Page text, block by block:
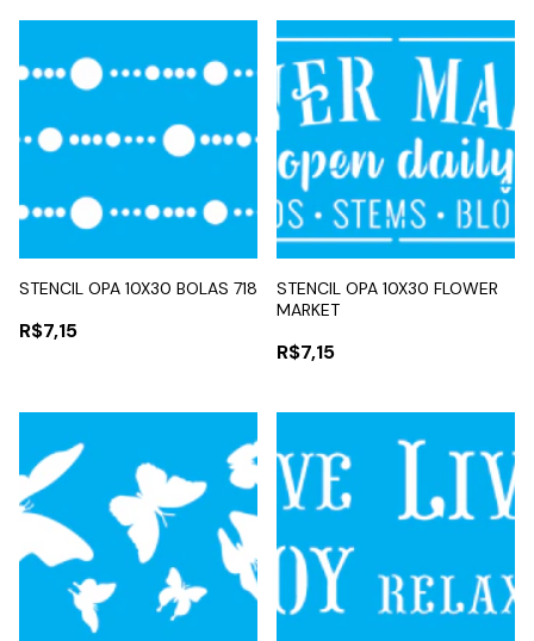
STENCIL OPA 10X30 BOLAS 718
R$7,15
STENCIL OPA 10X30 FLOWER
MARKET
R$7,15